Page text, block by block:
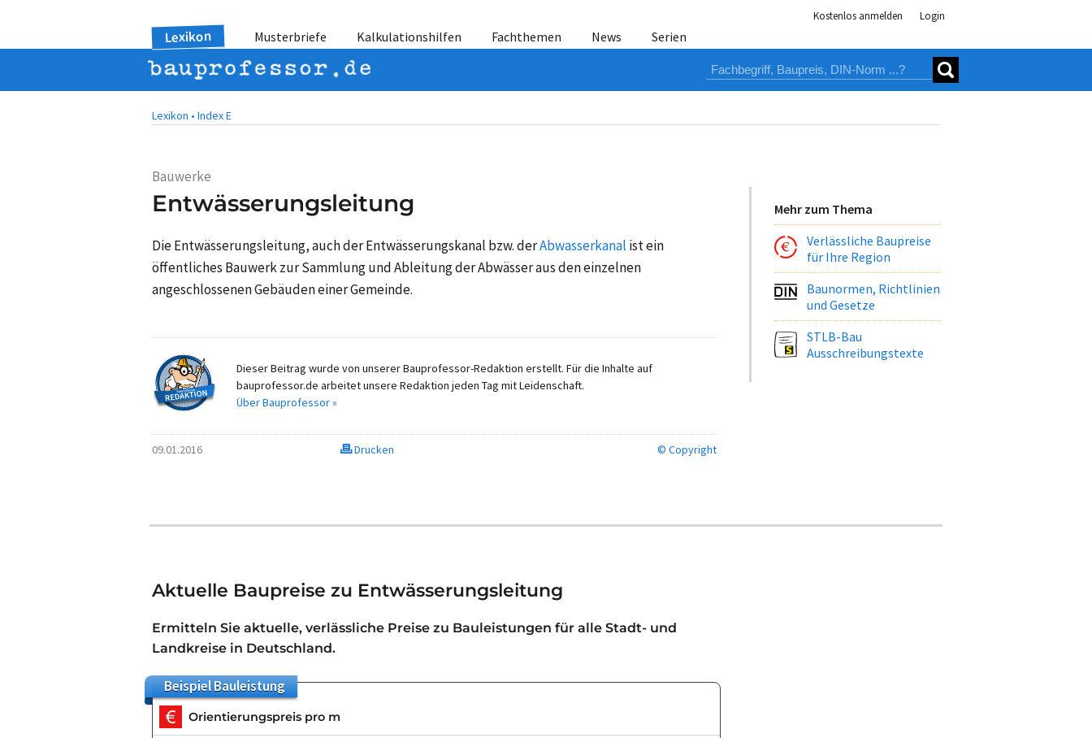
Kostenlos anmelden Login
Lexikon Musterbriefe Kalkulationshilfen Fachthemen News Serien
Lexikon • Index E
Bauwerke
Entwässerungsleitung
Die Entwässerungsleitung, auch der Entwässerungskanal bzw. derAbwasserkanal ist ein
öffentliches Bauwerk zur Sammlung und Ableitung der Abwässer aus den einzelnen
angeschlossenen Gebäuden einer Gemeinde.
Dieser Beitrag wurde von unserer Bauprofessor-Redaktion erstellt. Für die Inhalte auf
bauprofessor.de arbeitet unsere Redaktion jeden Tag mit Leidenschaft.
Über Bauprofessor »
09.01.2016 Drucken © Copyright
Mehr zum Thema
Verlässliche Baupreise
für Ihre Region
Baunormen, Richtlinien
und Gesetze
STLB-Bau
Ausschreibungstexte
Aktuelle Baupreise zu Entwässerungsleitung
Ermitteln Sie aktuelle, verlässliche Preise zu Bauleistungen für alle Stadt- und
Landkreise in Deutschland.
BeispielBauleistung
Orientierungspreis pro m